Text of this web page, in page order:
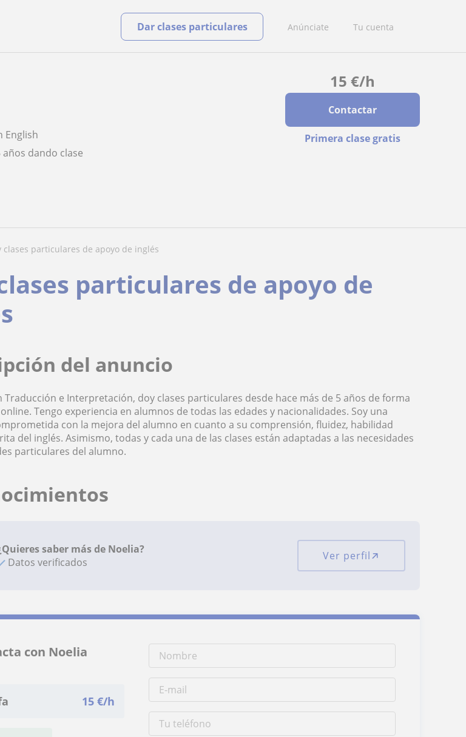
Anúnciate Tu cuenta
Dar clases particulares
15 €/h
Contactar
Primera clase gratis
English
años dando clase
clases particulares de apoyo de inglés
particulares de apoyo de
del anuncio
Traducción e Interpretación, doy clases particulares desde hace más de 5 años de forma
Tengo experiencia en alumnos de todas las edades y nacionalidades. Soy una
con la mejora del alumno en cuanto a su comprensión, fluidez, habilidad
del inglés. Asimismo, todas y cada una de las clases están adaptadas a las necesidades
particulares del alumno.
saber más de Noelia?
Datos verificados
Ver perfil
con Noelia
15 €/h